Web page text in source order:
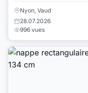
Nyon, Vaud
28.07.2026
996 vues